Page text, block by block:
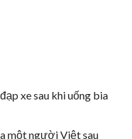
xe sau khi uống bia
một người Việt sau